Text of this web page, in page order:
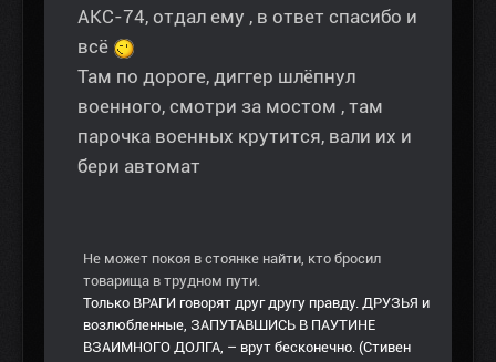
АКС-74, отдал ему , в ответ спасибо и
всё
Там по дороге, диггер шлёпнул
военного, смотри за мостом , там
парочка военных крутится, вали их и
бери автомат
Не может покоя в стоянке найти, кто бросил
товарища в трудном пути.
Только ВРАГИ говорят друг другу правду. ДРУЗЬЯ и
возлюбленные, ЗАПУТАВШИСЬ В ПАУТИНЕ
ВЗАИМНОГО ДОЛГА, – врут бесконечно. (Стивен